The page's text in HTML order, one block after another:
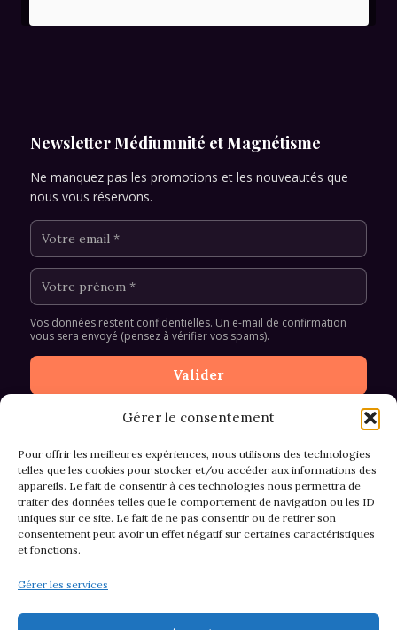
Gérer le consentement
Pour offrir les meilleures expériences, nous utilisons des technologies
telles que les cookies pour stocker et/ou accéder aux informations des
appareils. Le fait de consentir à ces technologies nous permettra de
traiter des données telles que le comportement de navigation ou les ID
uniques sur ce site. Le fait de ne pas consentir ou de retirer son
consentement peut avoir un effet négatif sur certaines caractéristiques
et fonctions.
Gérer les services
initial actuel
Newsletter Médiumnité et Magnétisme
Ne manquez pas les promotions et les nouveautés que
nous vous réservons.
Vos données restent confidentielles. Un e-mail de confirmation
vous sera envoyé (pensez à vérifier vos spams).
CGV et Retours
Mentions légales & confidentialité